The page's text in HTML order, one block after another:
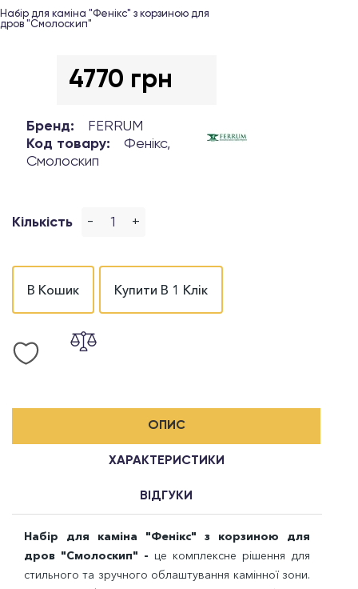
Набір для каміна "Фенікс" з корзиною для
дров "Смолоскип"
4770 грн
Бренд:
FERRUM
Код товару:
Фенікс,
Смолоскип
Кількість - +
В Кошик Купити В 1 Клік
ОПИС
ХАРАКТЕРИСТИКИ
ВІДГУКИ
Набір для каміна "Фенікс" з корзиною для
дров "Смолоскип" - це комплексне рішення для
стильного та зручного облаштування камінної зони.